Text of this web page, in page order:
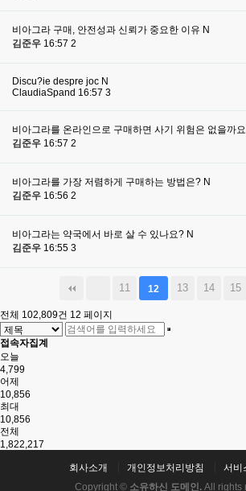
비아그라 구매, 안전성과 신뢰가 중요한 이유 N
김준우 16:57 2
Discu?ie despre joc N
ClaudiaSpand 16:57 3
비아그라를 온라인으로 구매하면 사기 위험은 없을까
김준우 16:57 2
비아그라를 가장 저렴하게 구매하는 방법은? N
김준우 16:56 2
비아그라는 약국에서 바로 살 수 있나요? N
김준우 16:55 3
11 12 13 14 15
전체 102,809건 12 페이지
접속자집계
오늘
4,799
어제
10,856
최대
10,856
전체
1,822,217
회사소개 개인정보처리방침
서비
Copyright © 소유하신 도메인. All rights